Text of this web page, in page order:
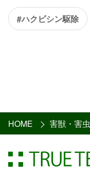
#ハクビシン駆除
HOME 害獣・害